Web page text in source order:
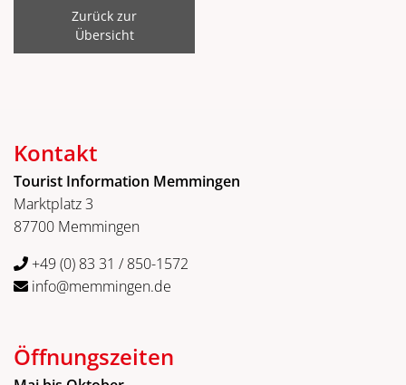
Zurück zur
Übersicht
Kontakt
Tourist Information Memmingen
Marktplatz 3
87700 Memmingen
+49 (0) 83 31 / 850-1572
info@memmingen.de
Öffnungszeiten